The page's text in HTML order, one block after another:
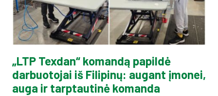
„LTP Texdan“ komandą papildė
darbuotojai iš Filipinų: augant įmonei,
auga ir tarptautinė komanda